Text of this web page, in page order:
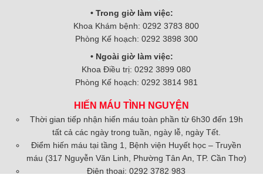
• Trong giờ làm việc:
Khoa Khám bệnh: 0292 3783 800
Phòng Kế hoạch: 0292 3898 300
• Ngoài giờ làm việc:
Khoa Điều trị: 0292 3899 080
Phòng Kế hoạch: 0292 3814 981
HIẾN MÁU TÌNH NGUYỆN
Thời gian tiếp nhận hiến máu toàn phần từ 6h30 đến 19h
tất cả các ngày trong tuần, ngày lễ, ngày Tết.
Điểm hiến máu tại tầng 1, Bệnh viện Huyết học – Truyền
máu (317 Nguyễn Văn Linh, Phường Tân An, TP. Cần Thơ)
Điện thoại: 0292 3782 983